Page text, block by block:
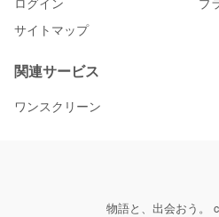
サイトマップ
関連サービス
ワンスクリーン
物語と、出会おう。